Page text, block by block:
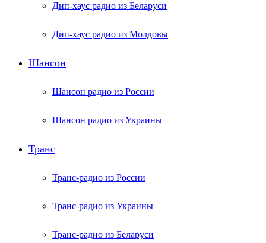
Дип-хаус радио из Беларуси
Дип-хаус радио из Молдовы
Шансон
Шансон радио из России
Шансон радио из Украины
Транс
Транс-радио из России
Транс-радио из Украины
Транс-радио из Беларуси